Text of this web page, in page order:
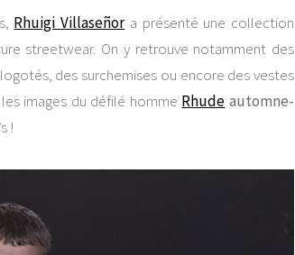
Rhuigi Villaseñora présenté une collection
streetwear. On y retrouve notamment des
des surchemises ou encore des vestes
images du défilé homme Rhude automne-
!